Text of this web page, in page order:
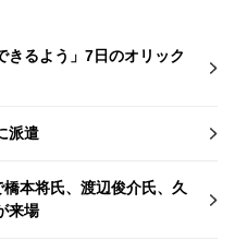
きるよう」7日のオリック
派遣
本将氏、渡辺俊介氏、久
来場